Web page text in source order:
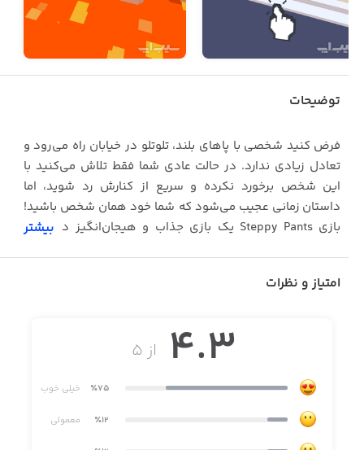
توضیحات
فرض کنید شخصی با پاهای بلند، تلوتلو در خیابان راه می‌رود و
تعادل زیادی ندارد. در حالت عادی شما فقط تلاش می‌کنید با
این شخص برخورد نکرده و سریع از کنارش رد شوید، اما
داستان زمانی عجیب می‌شود که شما خود همان شخص باشید!
بازی Steppy Pants یک بازی جذاب و هیجان‌انگیز در سبک
پیاده‌روهای خیابان شوید.
در بازی Steppy Pants همه چیز بامزه و جالب به نظر می‌رسد؛ از
راننده‌های سر به هوا. هیچ چیز شبیه یک پیاده‌روی عادی
نیست! شما در نقش شخصیت اصلی بازی، وارد پیاده‌روی کنار
بیشتر
امتیاز و نظرات
از ۵ 4.3
٪75 خیلی خوب
٪12 معمولی